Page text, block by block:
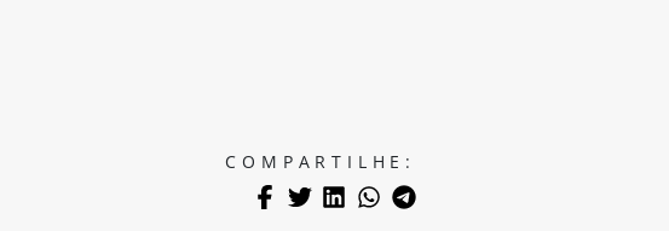
COMPARTILHE: